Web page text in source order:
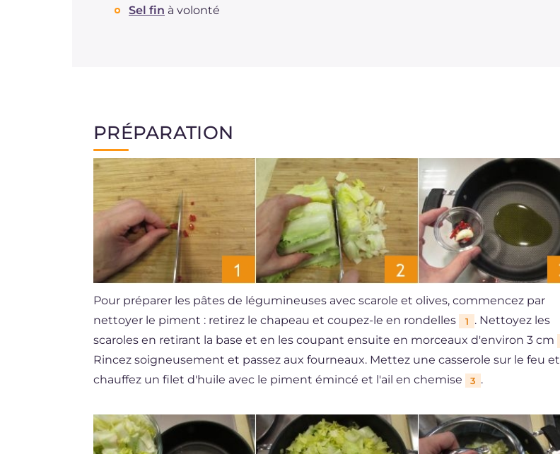
Sel fin à volonté
PRÉPARATION
Pour préparer les pâtes de légumineuses avec scarole et olives, commencez par
nettoyer le piment : retirez le chapeau et coupez-le en rondelles
1
. Nettoyez les
scaroles en retirant la base et en les coupant ensuite en morceaux d'environ 3 cm
Rincez soigneusement et passez aux fourneaux. Mettez une casserole sur le feu et
chauffez un filet d'huile avec le piment émincé et l'ail en chemise
3 .